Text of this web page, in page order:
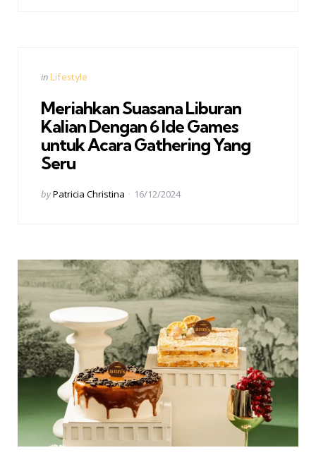
Categories
Posted
in Lifestyle
Meriahkan Suasana Liburan
Kalian Dengan 6 Ide Games
untuk Acara Gathering Yang
Seru
Posted
byPatricia Christina 16/12/2024